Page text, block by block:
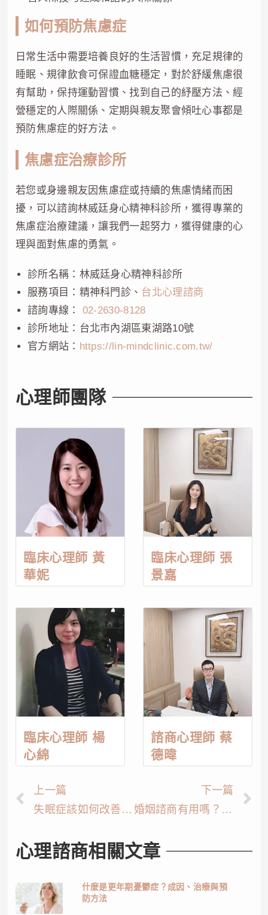
如何預防焦慮症
日常生活中需要培養良好的生活習慣，充足規律的
睡眠、規律飲食可保證血糖穩定，對於舒緩焦慮很
有幫助，保持運動習慣、找到自己的紓壓方法、經
營穩定的人際關係、定期與親友聚會傾吐心事都是
預防焦慮症的好方法。
焦慮症治療診所
若您或身邊親友因焦慮症或持續的焦慮情緒而困
擾，可以諮詢林威廷身心精神科診所，獲得專業的
焦慮症治療建議，讓我們一起努力，獲得健康的心
理與面對焦慮的勇氣。
診所名稱：林威廷身心精神科診所
服務項目：精神科門診、 台北心理諮商
諮詢專線： 02-2630-8128
診所地址：台北市內湖區東湖路10號
官方網站： https://lin-mindclinic.com.tw/
心理師團隊
臨床心理師 黃
華妮
臨床心理師 張
景嘉
臨床心理師 楊
心綿
諮商心理師 蔡
德暐
上一篇
失眠症該如何改善？該如何獲得優質睡眠？
下一篇
婚姻諮商有用嗎？婚姻諮商常見4大類型
心理諮商相關文章
什麼是更年期憂鬱症？成因、治療與預
防方法